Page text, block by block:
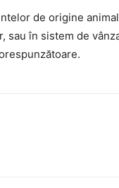
de origine
în sistem de